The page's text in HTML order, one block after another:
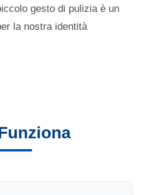
gesto di pulizia è un
la nostra identità